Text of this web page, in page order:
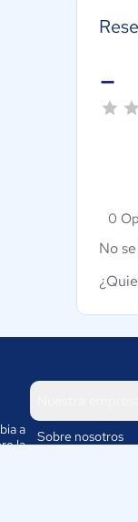
-
0
No
a
la
Sobre nosotros